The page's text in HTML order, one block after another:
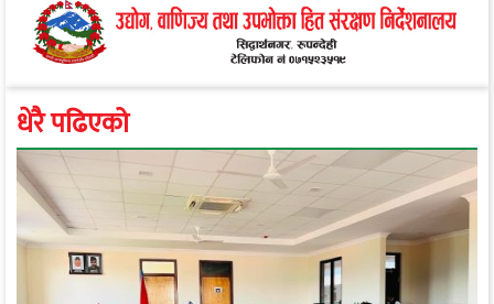
धेरै पढिएको